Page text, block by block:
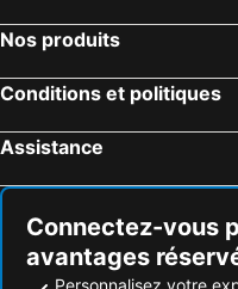
Nos produits
Conditions et politiques
Assistance
Connectez-vous
avantages
Personnalisez votre